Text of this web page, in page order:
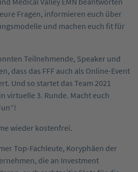
Fragen, informieren euch über
und machen euch fit für
Teilnehmende, Speaker und
dass das FFF auch als Online-Event
Und so startet das Team 2021
virtuelle 3. Runde. Macht euch
wieder kostenfrei.
Top-Fachleute, Koryphäen der
die an Investment